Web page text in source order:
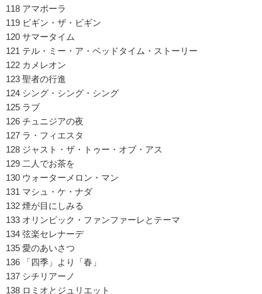
118 アマポーラ
119 ビギン・ザ・ビギン
120 サマータイム
121 テル・ミー・ア・ベッドタイム・ストーリー
122 カメレオン
123 聖者の行進
124 シング・シング・シング
125 ラブ
126 チュニジアの夜
127 ラ・フィエスタ
128 ジャスト・ザ・トゥー・オブ・アス
129 二人でお茶を
130 ウォーターメロン・マン
131 マシュ・ケ・ナダ
132 煙が目にしみる
133 オリンピック・ファンファーレとテーマ
134 弦楽セレナーデ
135 愛のあいさつ
136 「四季」より「春」
137 シチリアーノ
138 ロミオとジュリエット